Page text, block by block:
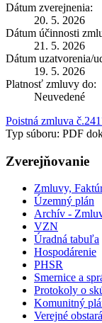
Dátum zverejnenia:
20. 5. 2026
Dátum účinnosti
21. 5. 2026
Dátum uzatvorenia/
19. 5. 2026
Platnosť zmluvy do:
Neuvedené
Poistná zmluva
Typ súboru: PDF
Zverejňovanie
Zmluvy,
Územný plán
Archív -
VZN
Úradná tabuľa
Hospodárenie
PHSR
Smernice a
Protokoly o
Komunitný
Verejné